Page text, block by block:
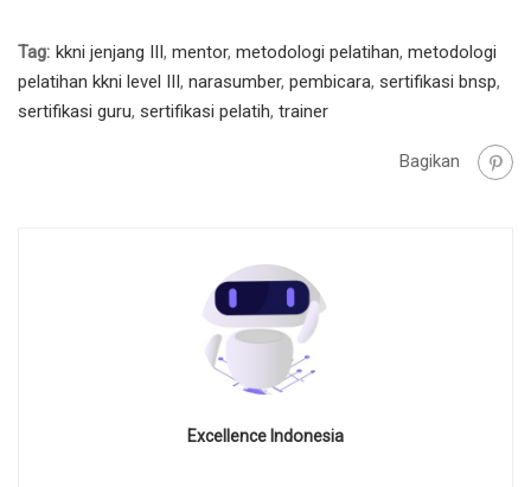
Tag: kkni jenjang III, mentor, metodologi pelatihan, metodologi
pelatihan kkni level III, narasumber, pembicara, sertifikasi bnsp,
sertifikasi guru, sertifikasi pelatih, trainer
Bagikan
Excellence Indonesia